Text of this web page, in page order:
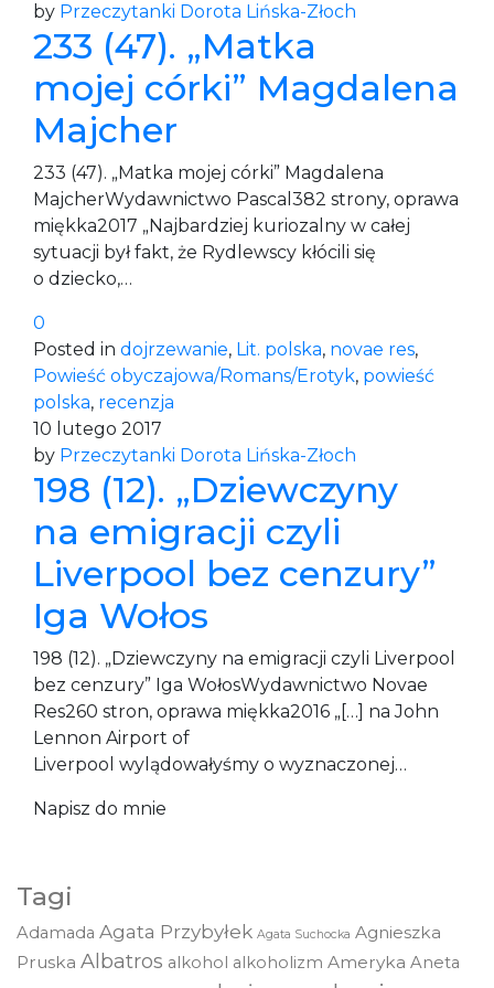
by Przeczytanki Dorota Lińska-Złoch
233 (47). „Matka
mojej córki” Magdalena
Majcher
233 (47). „Matka mojej córki” Magdalena
MajcherWydawnictwo Pascal382 strony, oprawa
miękka2017 „Najbardziej kuriozalny w całej
sytuacji był fakt, że Rydlewscy kłócili się
o dziecko,…
0
Posted in dojrzewanie, Lit. polska, novae res,
Powieść obyczajowa/Romans/Erotyk, powieść
polska, recenzja
10 lutego 2017
by Przeczytanki Dorota Lińska-Złoch
198 (12). „Dziewczyny
na emigracji czyli
Liverpool bez cenzury”
Iga Wołos
198 (12). „Dziewczyny na emigracji czyli Liverpool
bez cenzury” Iga WołosWydawnictwo Novae
Res260 stron, oprawa miękka2016 „[…] na John
Lennon Airport of
Liverpool wylądowałyśmy o wyznaczonej…
Napisz do mnie
Tagi
Adamada Agata Przybyłek Agata Suchocka Agnieszka
Pruska Albatros alkohol alkoholizm Ameryka Aneta